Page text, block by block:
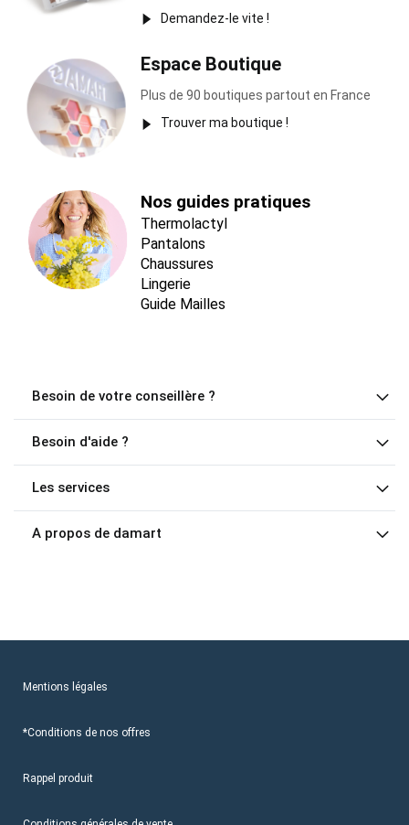
Demandez-le vite !
Espace Boutique
Plus de 90 boutiques partout en France
Trouver ma boutique !
Nos guides pratiques
Thermolactyl
Pantalons
Chaussures
Lingerie
Guide Mailles
Besoin de votre conseillère ?
Besoin d'aide ?
Les services
A propos de damart
Mentions légales
*Conditions de nos offres
Rappel produit